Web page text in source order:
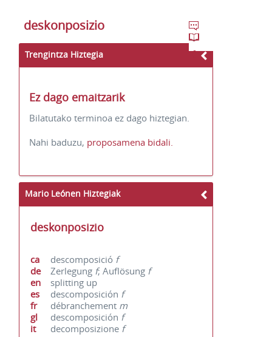
deskonposizio
Trengintza Hiztegia
Ez dago emaitzarik
Bilatutako terminoa ez dago hiztegian.
Nahi baduzu, proposamena bidali.
Mario Leónen Hiztegiak
deskonposizio
ca descomposició f
de
Zerlegung f; Auflösung f
en
splitting up
es
descomposición f
fr
débranchement m
gl
descomposición f
it
decomposizione f